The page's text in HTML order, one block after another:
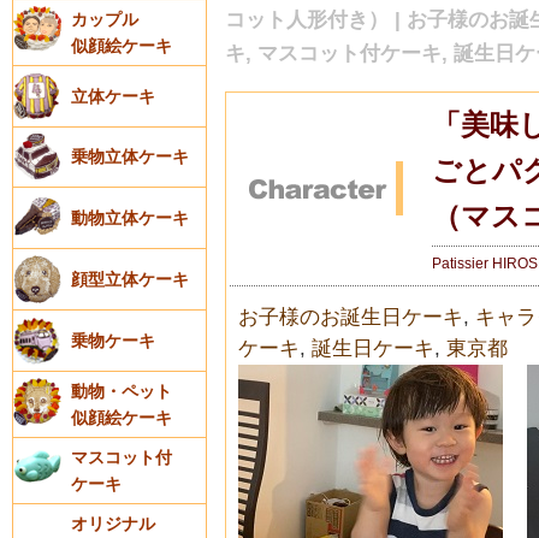
カップル
似顔絵ケーキ
立体ケーキ
乗物立体ケーキ
動物立体ケーキ
顔型立体ケーキ
乗物ケーキ
動物・ペット
似顔絵ケーキ
マスコット付
ケーキ
オリジナル
コット人形付き） | お子様のお
キ, マスコット付ケーキ, 誕生日
「美
ごとパ
（マ
Patissier
お子様のお誕生日ケーキ, キャ
ケーキ, 誕生日ケーキ, 東京都